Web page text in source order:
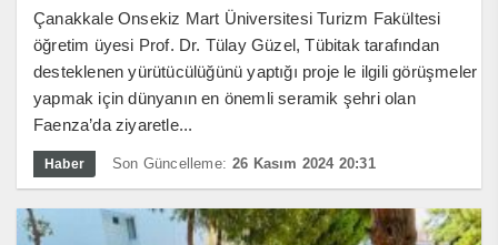
Çanakkale Onsekiz Mart Üniversitesi Turizm Fakültesi
öğretim üyesi Prof. Dr. Tülay Güzel, Tübitak tarafından
desteklenen yürütücülüğünü yaptığı proje le ilgili görüşmeler
yapmak için dünyanın en önemli seramik şehri olan
Faenza’da ziyaretle...
Haber Son Güncelleme: 26 Kasım 2024 20:31